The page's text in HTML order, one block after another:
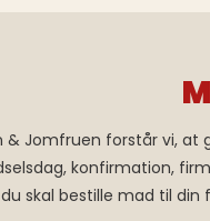
& Jomfruen forstår vi,
konfirmation,
skal bestille mad til din